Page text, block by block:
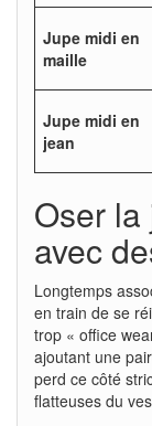
Jupe midi en
maille
Jupe midi en
jean
Oser la
avec
Longtemps
en train de se
trop « office
ajoutant une
perd ce côté
flatteuses du